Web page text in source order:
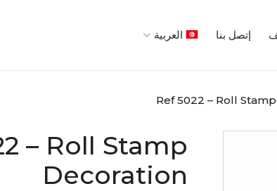
إتصل بنا العربية
Ref 5022 – Roll
– Roll Stamp
Decoration